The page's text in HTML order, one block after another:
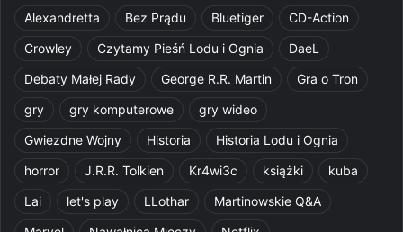
Alexandretta Bez Prądu Bluetiger
CD-Action
Crowley
Czytamy Pieśń Lodu i Ognia
DaeL
Debaty Małej Rady
George R.R. Martin
Gra o Tron
gry
gry komputerowe
gry wideo
Gwiezdne Wojny
Historia
Historia Lodu i Ognia
horror
J.R.R. Tolkien Kr4wi3c książki
kuba
Lai
let's play LLothar
Martinowskie Q&A